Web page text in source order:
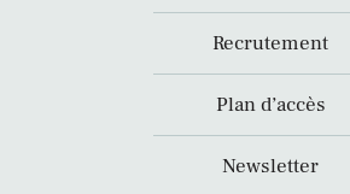
Recrutement
Plan d’accès
Newsletter